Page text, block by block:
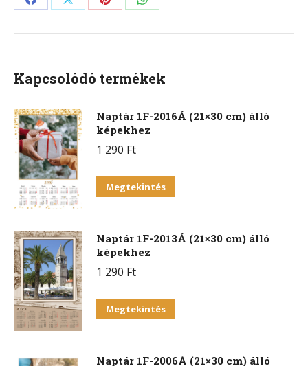
Share
on
Share
on
Share
on
Share
on
Kapcsolódó termékek
Naptár 1F-2016Á (21×30 cm) álló
képekhez
1 290 Ft
Megtekintés
Naptár 1F-2013Á (21×30 cm) álló
képekhez
1 290 Ft
Megtekintés
Naptár 1F-2006Á (21×30 cm) álló